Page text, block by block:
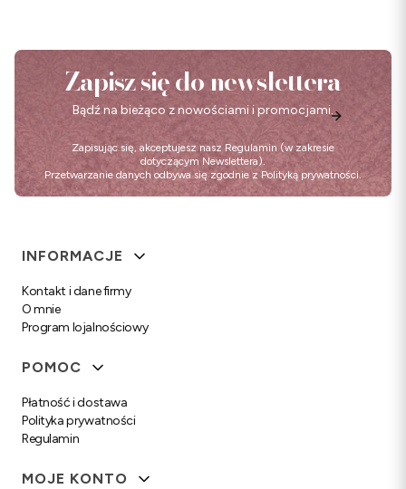
Zapisz się do newslettera
Bądź na bieżąco z nowościami i promocjami.
Zapisując się, akceptujesz nasz Regulamin (w zakresie
dotyczącym Newslettera).
Przetwarzanie danych odbywa się zgodnie z Polityką prywatności.
Linki w stopce
INFORMACJE
Kontakt i dane firmy
O mnie
Program lojalnościowy
POMOC
Płatność i dostawa
Polityka prywatności
Regulamin
MOJE KONTO